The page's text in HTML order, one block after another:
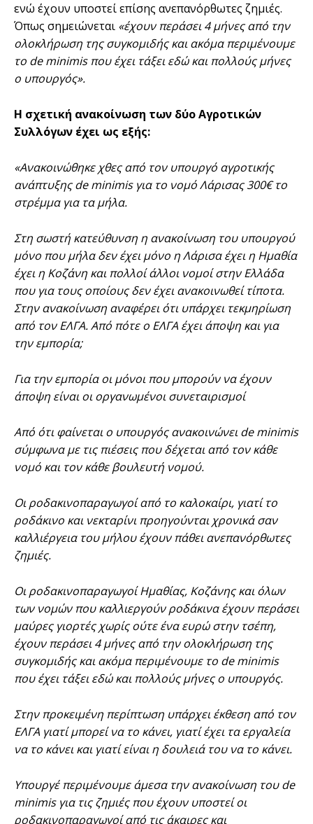
ενώ έχουν υποστεί επίσης ανεπανόρθωτες ζημιές.
Όπως σημειώνεται «έχουν περάσει 4 μήνες από την
ολοκλήρωση της συγκομιδής και ακόμα περιμένουμε
το de minimis που έχει τάξει εδώ και πολλούς μήνες
ο υπουργός».
Η σχετική ανακοίνωση των δύο Αγροτικών
Συλλόγων έχει ως εξής:
«Ανακοινώθηκε χθες από τον υπουργό αγροτικής
ανάπτυξης de minimis για το νομό Λάρισας 300€ το
στρέμμα για τα μήλα.
Στη σωστή κατεύθυνση η ανακοίνωση του υπουργού
μόνο που μήλα δεν έχει μόνο η Λάρισα έχει η Ημαθία
έχει η Κοζάνη και πολλοί άλλοι νομοί στην Ελλάδα
που για τους οποίους δεν έχει ανακοινωθεί τίποτα.
Στην ανακοίνωση αναφέρει ότι υπάρχει τεκμηρίωση
από τον ΕΛΓΑ. Από πότε ο ΕΛΓΑ έχει άποψη και για
την εμπορία;
Για την εμπορία οι μόνοι που μπορούν να έχουν
άποψη είναι οι οργανωμένοι συνεταιρισμοί
Από ότι φαίνεται ο υπουργός ανακοινώνει de minimis
σύμφωνα με τις πιέσεις που δέχεται από τον κάθε
νομό και τον κάθε βουλευτή νομού.
Οι ροδακινοπαραγωγοί από το καλοκαίρι, γιατί το
ροδάκινο και νεκταρίνι προηγούνται χρονικά σαν
καλλιέργεια του μήλου έχουν πάθει ανεπανόρθωτες
ζημιές.
Οι ροδακινοπαραγωγοί Ημαθίας, Κοζάνης και όλων
των νομών που καλλιεργούν ροδάκινα έχουν περάσει
μαύρες γιορτές χωρίς ούτε ένα ευρώ στην τσέπη,
έχουν περάσει 4 μήνες από την ολοκλήρωση της
συγκομιδής και ακόμα περιμένουμε το de minimis
που έχει τάξει εδώ και πολλούς μήνες ο υπουργός.
Στην προκειμένη περίπτωση υπάρχει έκθεση από τον
ΕΛΓΑ γιατί μπορεί να το κάνει, γιατί έχει τα εργαλεία
να το κάνει και γιατί είναι η δουλειά του να το κάνει.
Υπουργέ περιμένουμε άμεσα την ανακοίνωση του de
minimis για τις ζημιές που έχουν υποστεί οι
ροδακινοπαραγωγοί από τις άκαιρες και